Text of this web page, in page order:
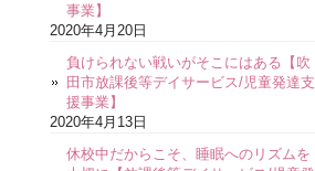
事業】
2020年4月20日
負けられない戦いがそこにはある【吹
田市放課後等デイサービス/児童発達支
援事業】
2020年4月13日
休校中だからこそ、睡眠へのリズムを